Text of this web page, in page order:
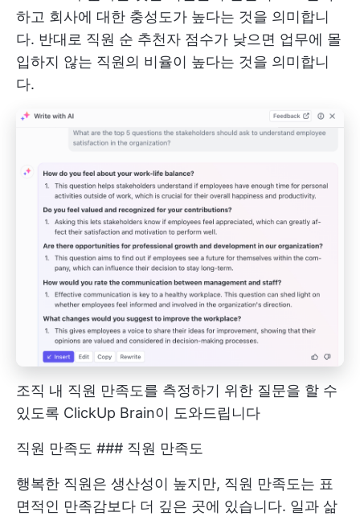
하고 회사에 대한 충성도가 높다는 것을 의미합니
다. 반대로 직원 순 추천자 점수가 낮으면 업무에 몰
입하지 않는 직원의 비율이 높다는 것을 의미합니
다.
조직 내 직원 만족도를 측정하기 위한 질문을 할 수
있도록 ClickUp Brain이 도와드립니다
직원 만족도 ### 직원 만족도
행복한 직원은 생산성이 높지만, 직원 만족도는 표
면적인 만족감보다 더 깊은 곳에 있습니다. 일과 삶